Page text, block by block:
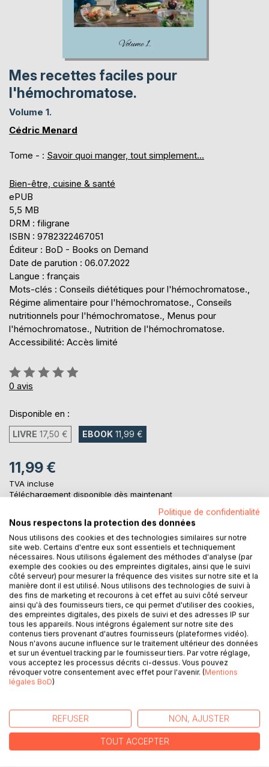
Mes recettes faciles pour
l'hémochromatose.
Volume 1.
Cédric Menard
Tome - : Savoir quoi manger, tout simplement...
Bien-être, cuisine & santé
ePUB
5,5 MB
DRM : filigrane
ISBN : 9782322467051
Éditeur : BoD - Books on Demand
Date de parution : 06.07.2022
Langue : français
Mots-clés : Conseils diététiques pour l'hémochromatose.,
Régime alimentaire pour l'hémochromatose., Conseils
nutritionnels pour l'hémochromatose., Menus pour
l'hémochromatose., Nutrition de l'hémochromatose.
Accessibilité: Accès limité
Évaluation:
0%
0 avis
Disponible en :
LIVRE 17,50 € EBOOK 11,99 €
11,99 €
TVA incluse
Téléchargement disponible dès maintenant
AJOUTER AU PANIER
Ajouter à ma liste d'envies
Laisser un avis
DESCRIPTION
Cet ouvrage est dédié à toutes les personnes qui souffrent
de l'hémochromatose, et il offre aux détenteurs de
l'ouvrage du même auteur : " Quelle alimentation pour
l'hémochromatose ? " un ouvrage complémentaire.
Politique de confidentialité
Nous respectons la protection des données
Nous utilisons des cookies et des technologies similaires sur notre
site web. Certains d'entre eux sont essentiels et techniquement
nécessaires. Nous utilisons également des méthodes d'analyse (par
exemple des cookies ou des empreintes digitales, ainsi que le suivi
côté serveur) pour mesurer la fréquence des visites sur notre site et la
manière dont il est utilisé. Nous utilisons des technologies de suivi à
des fins de marketing et recourons à cet effet au suivi côté serveur
ainsi qu'à des fournisseurs tiers, ce qui permet d'utiliser des cookies,
des empreintes digitales, des pixels de suivi et des adresses IP sur
tous les appareils. Nous intégrons également sur notre site des
contenus tiers provenant d'autres fournisseurs (plateformes vidéo).
Nous n'avons aucune influence sur le traitement ultérieur des données
et sur un éventuel tracking par le fournisseur tiers. Par votre réglage,
vous acceptez les processus décrits ci-dessus. Vous pouvez
révoquer votre consentement avec effet pour l'avenir. (Mentions
légales BoD)
REFUSER NON, AJUSTER
TOUT ACCEPTER